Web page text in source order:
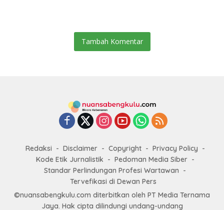
Tambah Komentar
Redaksi Disclaimer Copyright
Privacy Policy
Kode Etik Jurnalistik
Pedoman Media Siber
Standar Perlindungan Profesi Wartawan
Tervefikasi di Dewan Pers
©nuansabengkulu.com diterbitkan oleh PT Media Ternama
Jaya. Hak cipta dilindungi undang-undang